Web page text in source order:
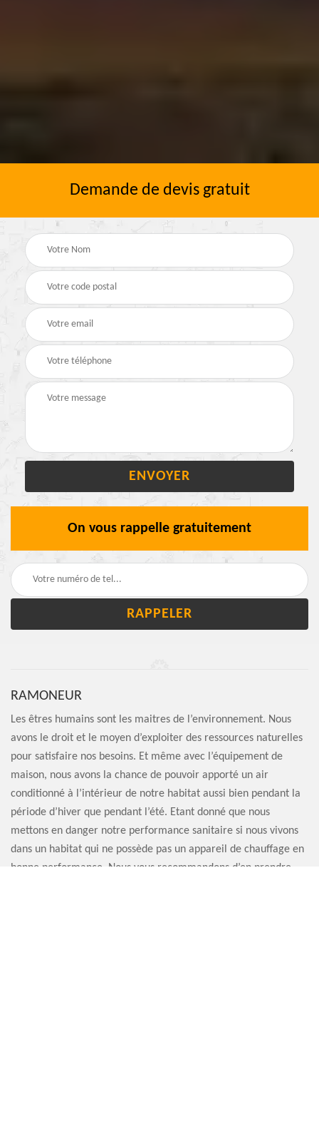
Demande de devis gratuit
On vous rappelle gratuitement
RAMONEUR
Les êtres humains sont les maitres de l’environnement. Nous
avons le droit et le moyen d’exploiter des ressources naturelles
pour satisfaire nos besoins. Et même avec l’équipement de
maison, nous avons la chance de pouvoir apporté un air
conditionné à l’intérieur de notre habitat aussi bien pendant la
période d’hiver que pendant l’été. Etant donné que nous
mettons en danger notre performance sanitaire si nous vivons
dans un habitat qui ne possède pas un appareil de chauffage en
bonne performance. Nous vous recommandons d’en prendre